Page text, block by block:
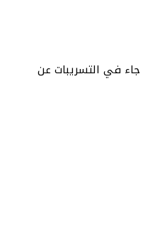
في التسريبات عن